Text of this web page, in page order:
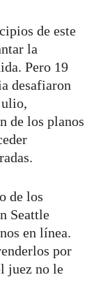
de este
la
Pero 19
desafiaron
de los planos
de los
Seattle
en línea.
por
juez no le